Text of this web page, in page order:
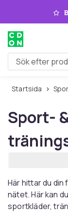
Hoppa till
Sök efter
Startsida
Sport-
Här hittar du
nätet. Här kan
sportkläder,